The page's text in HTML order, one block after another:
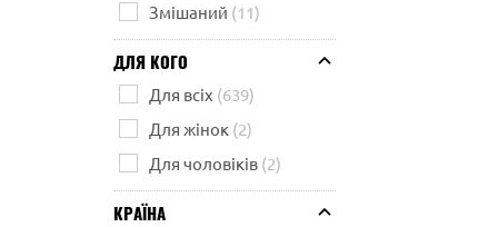
Змішаний (11)
ДЛЯ КОГО
Для всіх (639)
Для жінок (2)
Для чоловіків (2)
КРАЇНА